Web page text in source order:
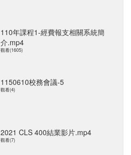
110年課程1-經費報支相關系統簡
介.mp4
觀看(1605)
1150610校務會議-5
觀看(4)
2021 CLS 400結業影片.mp4
觀看(7)